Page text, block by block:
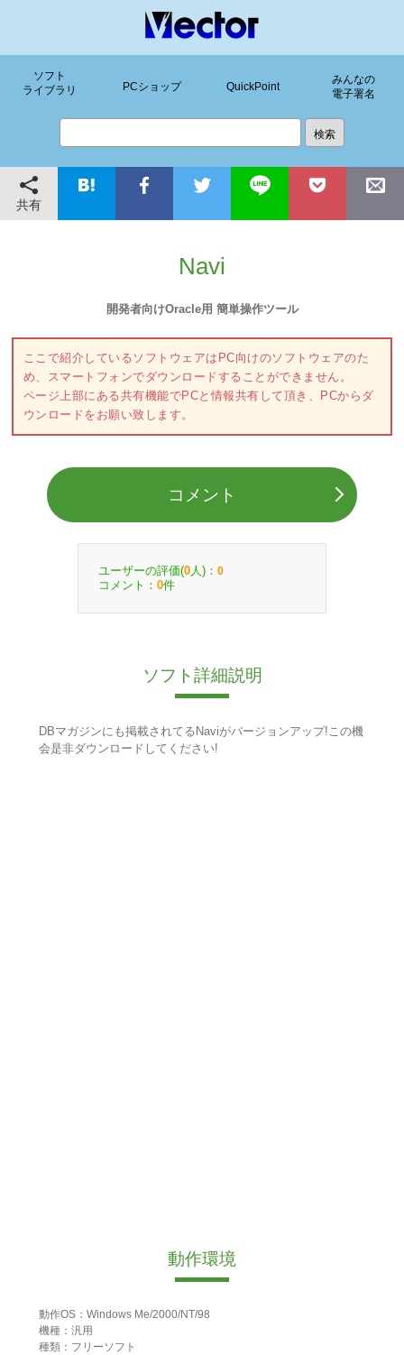
ソフト
ライブラリ
PCショップ QuickPoint
みんなの
電子署名
共有
Navi
開発者向けOracle用 簡単操作ツール
ここで紹介しているソフトウェアはPC向けのソフトウェアのた
め、スマートフォンでダウンロードすることができません。
ページ上部にある共有機能でPCと情報共有して頂き、PCからダ
ウンロードをお願い致します。
コメント
ユーザーの評価(0 人)： 0
コメント： 0件
ソフト詳細説明
DBマガジンにも掲載されてるNaviがバージョンアップ!この機
会是非ダウンロードしてください!
動作環境
動作OS：Windows Me/2000/NT/98
機種：汎用
種類：フリーソフト